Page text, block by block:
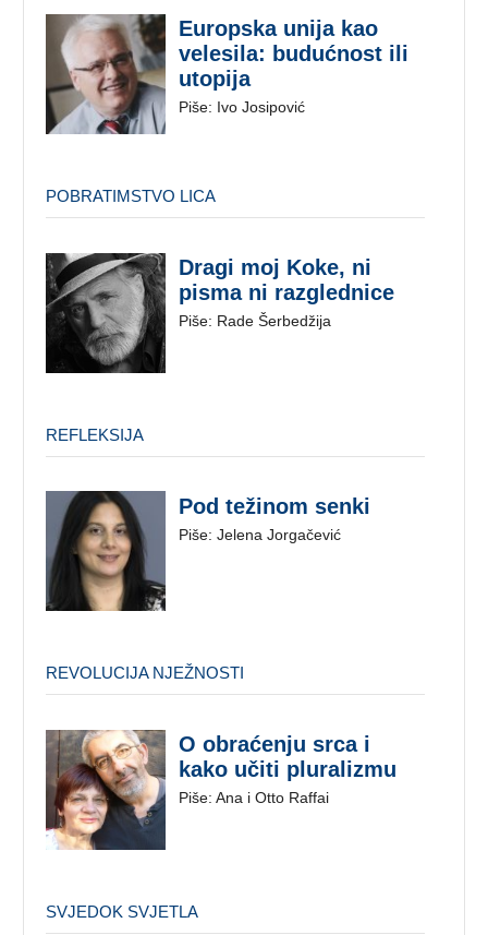
Europska unija kao
velesila: budućnost ili
utopija
Piše: Ivo Josipović
Dragi moj Koke, ni
pisma ni razglednice
Piše: Rade Šerbedžija
POBRATIMSTVO LICA
Pod težinom senki
Piše: Jelena Jorgačević
REFLEKSIJA
O obraćenju srca i
kako učiti pluralizmu
Piše: Ana i Otto Raffai
REVOLUCIJA NJEŽNOSTI
SVJEDOK SVJETLA